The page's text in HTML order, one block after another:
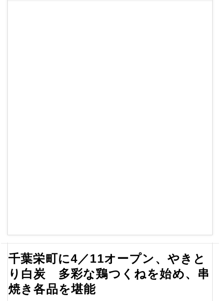
千葉栄町に4／11オープン、やきと
り白炭 多彩な鶏つくねを始め、串
焼き各品を堪能